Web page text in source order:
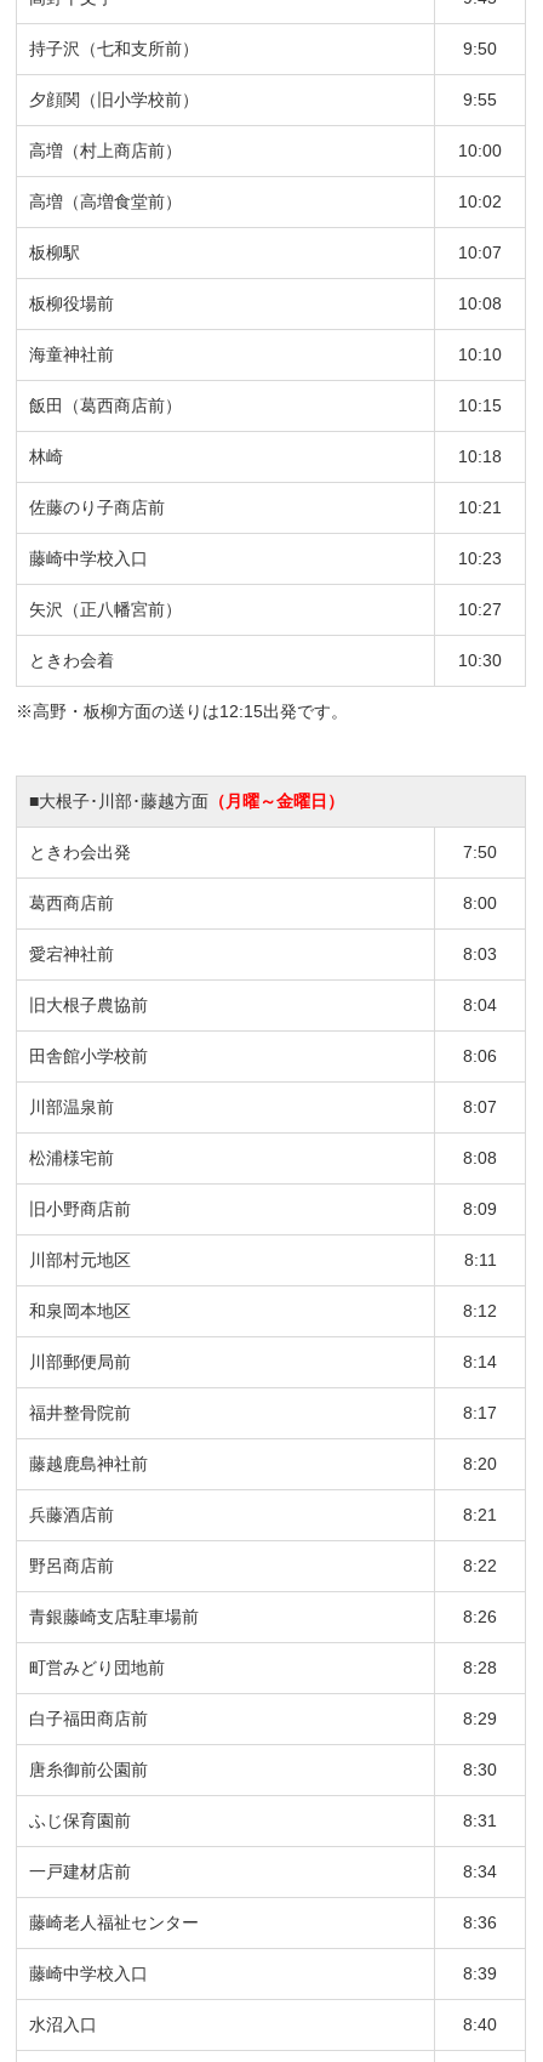
持子沢（七和支所前） 9:50
夕顔関（旧小学校前） 9:55
高増（村上商店前） 10:00
高増（高増食堂前） 10:02
板柳駅 10:07
板柳役場前 10:08
海童神社前 10:10
飯田（葛西商店前） 10:15
林崎 10:18
佐藤のり子商店前 10:21
藤崎中学校入口 10:23
矢沢（正八幡宮前） 10:27
ときわ会着 10:30
※高野・板柳方面の送りは12:15出発です。
■大根子･川部･藤越方面 （月曜～金曜日）
ときわ会出発 7:50
葛西商店前 8:00
愛宕神社前 8:03
旧大根子農協前 8:04
田舎館小学校前 8:06
川部温泉前 8:07
松浦様宅前 8:08
旧小野商店前 8:09
川部村元地区 8:11
和泉岡本地区 8:12
川部郵便局前 8:14
福井整骨院前 8:17
藤越鹿島神社前 8:20
兵藤酒店前 8:21
野呂商店前 8:22
青銀藤崎支店駐車場前 8:26
町営みどり団地前 8:28
白子福田商店前 8:29
唐糸御前公園前 8:30
ふじ保育園前 8:31
一戸建材店前 8:34
藤崎老人福祉センター 8:36
藤崎中学校入口 8:39
水沼入口 8:40